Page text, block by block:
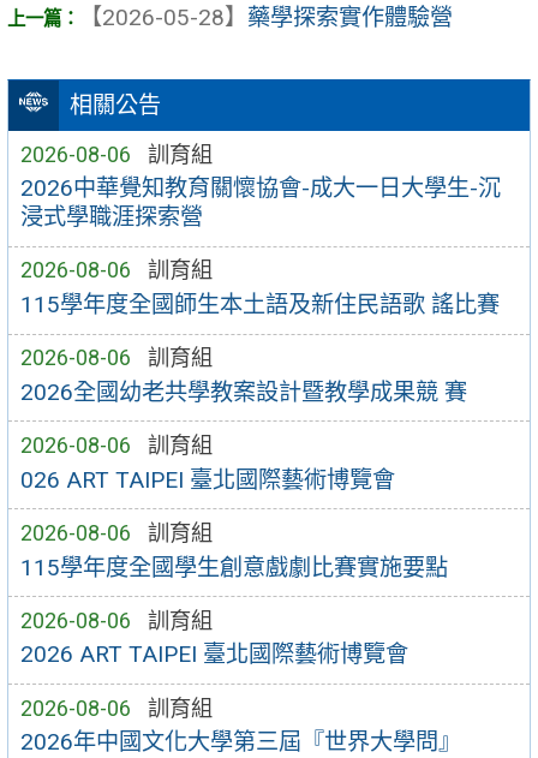
相關公告
2026-08-06 訓育組
2026中華覺知教育關懷協會-成大一日大學生-沉
浸式學職涯探索營
2026-08-06 訓育組
115學年度全國師生本土語及新住民語歌 謠比賽
2026-08-06 訓育組
2026全國幼老共學教案設計暨教學成果競 賽
2026-08-06 訓育組
026 ART TAIPEI 臺北國際藝術博覽會
2026-08-06 訓育組
115學年度全國學生創意戲劇比賽實施要點
2026-08-06 訓育組
2026 ART TAIPEI 臺北國際藝術博覽會
2026-08-06 訓育組
2026年中國文化大學第三屆『世界大學問』
【2026-05-28】 藥學探索實作體驗營